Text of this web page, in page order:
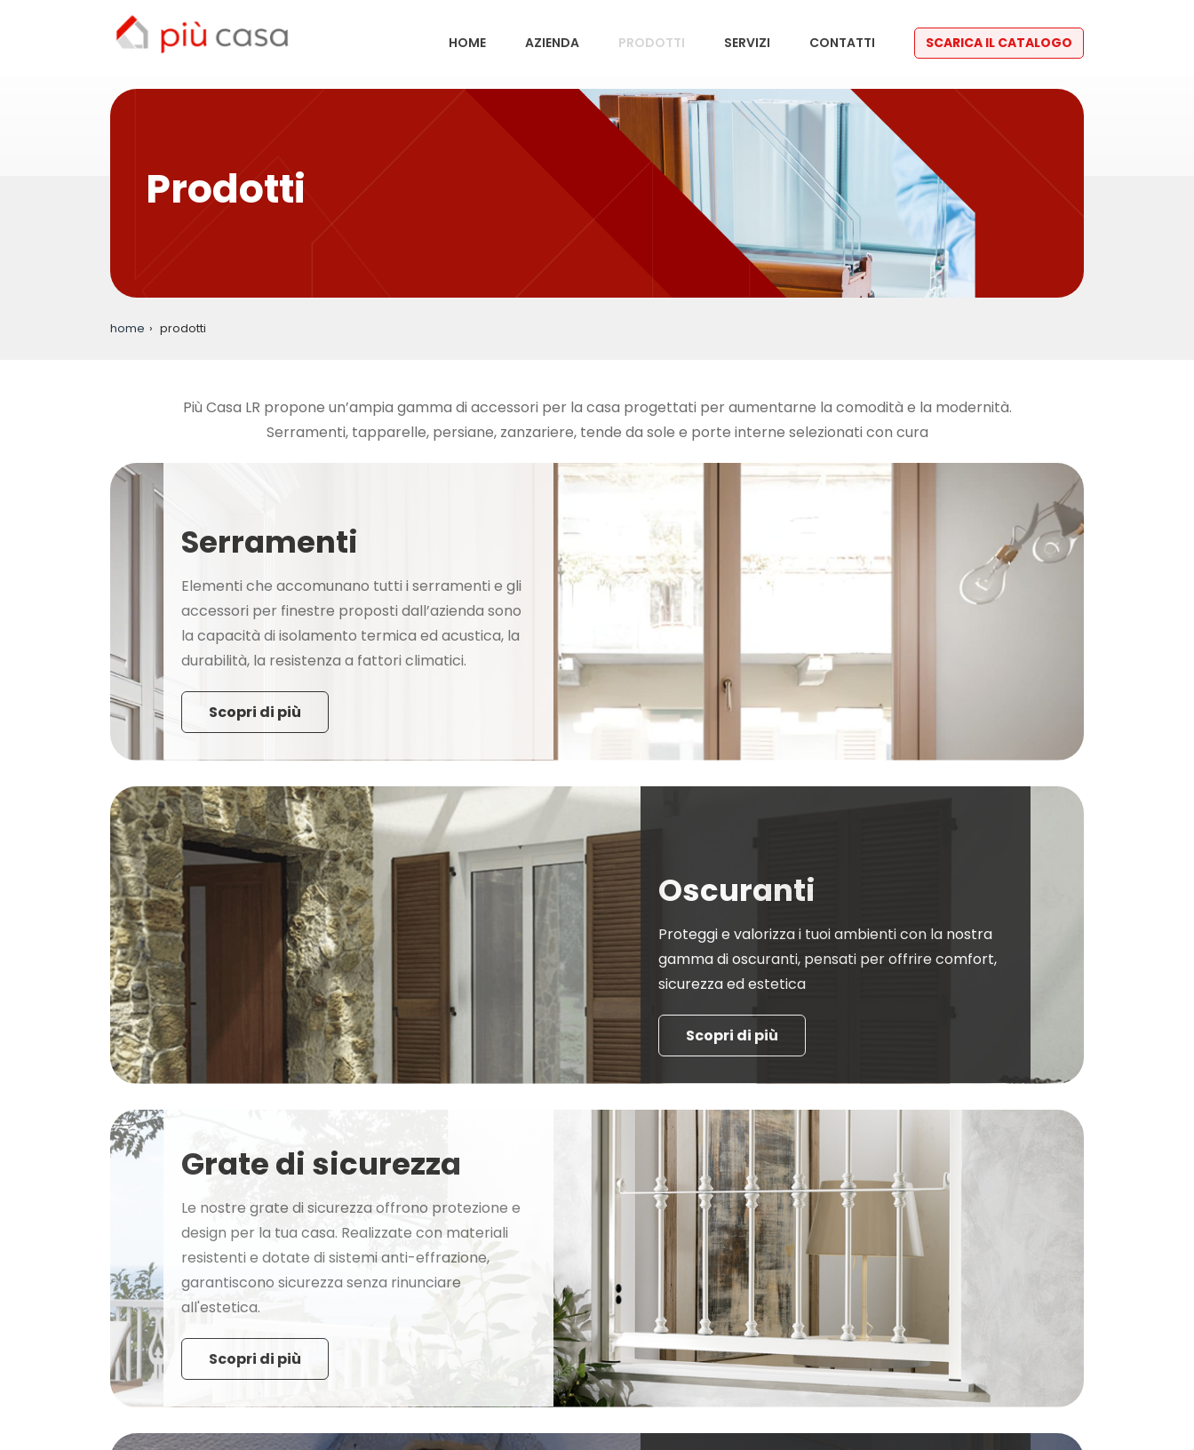
HOME AZIENDA PRODOTTI SERVIZI CONTATTI SCARICA IL CATALOGO
Prodotti
home prodotti
Più Casa LR propone un’ampia gamma di accessori per la casa progettati per aumentarne la comodità e la modernità.
Serramenti, tapparelle, persiane, zanzariere, tende da sole e porte interne selezionati con cura
Serramenti
Elementi che accomunano tutti i serramenti e gli
accessori per finestre proposti dall’azienda sono
la capacità di isolamento termica ed acustica, la
durabilità, la resistenza a fattori climatici.
Scopri di più
Oscuranti
Proteggi e valorizza i tuoi ambienti con la nostra
gamma di oscuranti, pensati per offrire comfort,
sicurezza ed estetica
Scopri di più
Grate di sicurezza
Le nostre grate di sicurezza offrono protezione e
design per la tua casa. Realizzate con materiali
resistenti e dotate di sistemi anti-effrazione,
garantiscono sicurezza senza rinunciare
all'estetica.
Scopri di più